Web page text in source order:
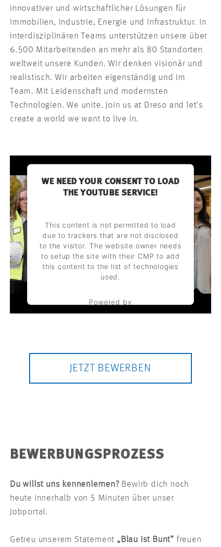
innovativer und wirtschaftlicher Lösungen für
Immobilien, Industrie, Energie und Infrastruktur. In
interdisziplinären Teams unterstützen unsere über
6.500 Mitarbeitenden an mehr als 80 Standorten
weltweit unsere Kunden. Wir denken visionär und
realistisch. Wir arbeiten eigenständig und im
Team. Mit Leidenschaft und modernsten
Technologien. We unite. Join us at Dreso and let’s
create a world we want to live in.
WE NEED YOUR CONSENT TO LOAD
THE YOUTUBE SERVICE!
This content is not permitted to load
due to trackers that are not disclosed
to the visitor. The website owner needs
to setup the site with their CMP to add
this content to the list of technologies
used.
Powered by
Usercentrics Consent Management
JETZT BEWERBEN
BEWERBUNGSPROZESS
Du willst uns kennenlernen?Bewirb dich noch
heute innerhalb von 5 Minuten über unser
Jobportal.
Getreu unserem Statement „Blau ist Bunt“ freuen